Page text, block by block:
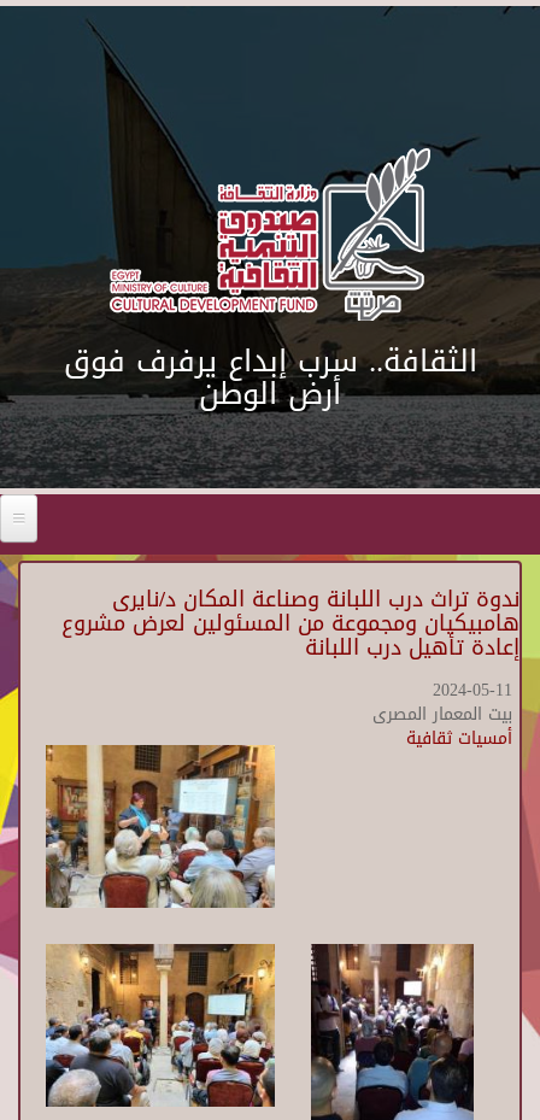
Skip to main content
الثقافة.. سرب إبداع يرفرف فوق
أرض الوطن
ندوة تراث درب اللبانة وصناعة المكان د/نايرى
هامبيكيان ومجموعة من المسئولين لعرض مشروع
إعادة تأهيل درب اللبانة
2024-05-11
بيت المعمار المصرى
أمسيات ثقافية